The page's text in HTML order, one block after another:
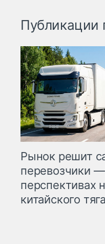
Публикации
Рынок решит
перевозчики
перспективах
китайского